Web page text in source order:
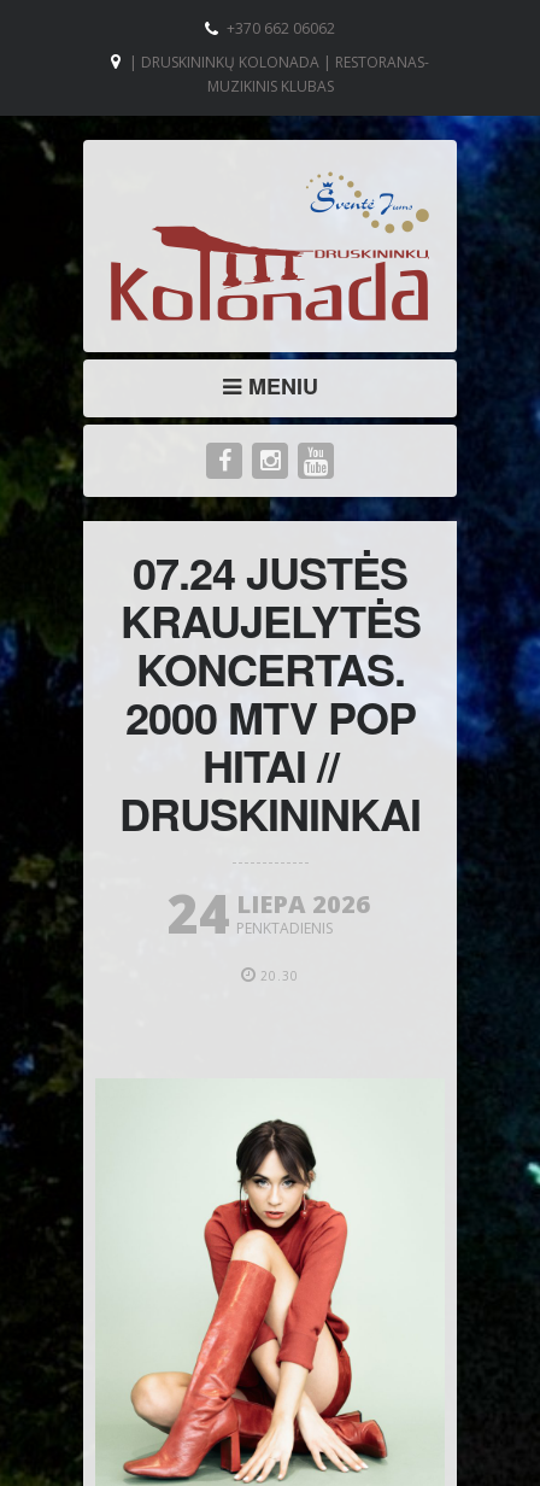
+370 662 06062
| DRUSKININKŲ KOLONADA | RESTORANAS-
MUZIKINIS KLUBAS
MENIU
07.24 JUSTĖS
KRAUJELYTĖS
KONCERTAS.
2000 MTV POP
HITAI //
DRUSKININKAI
24 LIEPA 2026
PENKTADIENIS
20.30